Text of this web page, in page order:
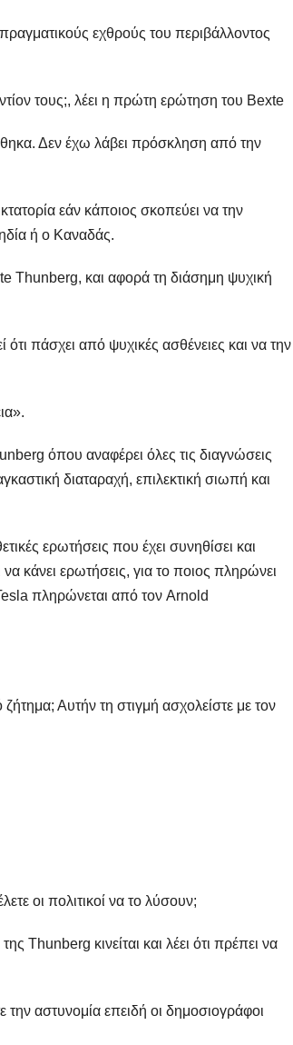
εχθρούς του περιβάλλοντος
τους;, λέει η πρώτη ερώτηση του Bexte
Δεν έχω λάβει πρόσκληση από την
εάν κάποιος σκοπεύει να την
ή ο Καναδάς.
Thunberg, και αφορά τη διάσημη ψυχική
ότι πάσχει από ψυχικές ασθένειες και να την
όπου αναφέρει όλες τις διαγνώσεις
διαταραχή, επιλεκτική σιωπή και
ερωτήσεις που έχει συνηθίσει και
κάνει ερωτήσεις, για το ποιος πληρώνει
πληρώνεται από τον Arnold
ζήτημα; Αυτήν τη στιγμή ασχολείστε με τον
οι πολιτικοί να το λύσουν;
Thunberg κινείται και λέει ότι πρέπει να
αστυνομία επειδή οι δημοσιογράφοι